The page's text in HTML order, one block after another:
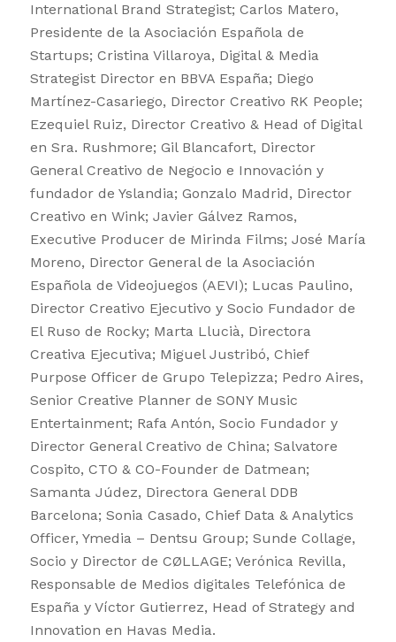
International Brand Strategist; Carlos Matero,
Presidente de la Asociación Española de
Startups; Cristina Villaroya, Digital & Media
Strategist Director en BBVA España; Diego
Martínez-Casariego, Director Creativo RK People;
Ezequiel Ruiz, Director Creativo & Head of Digital
en Sra. Rushmore; Gil Blancafort, Director
General Creativo de Negocio e Innovación y
fundador de Yslandia; Gonzalo Madrid, Director
Creativo en Wink; Javier Gálvez Ramos,
Executive Producer de Mirinda Films; José María
Moreno, Director General de la Asociación
Española de Videojuegos (AEVI); Lucas Paulino,
Director Creativo Ejecutivo y Socio Fundador de
El Ruso de Rocky; Marta Llucià, Directora
Creativa Ejecutiva; Miguel Justribó, Chief
Purpose Officer de Grupo Telepizza; Pedro Aires,
Senior Creative Planner de SONY Music
Entertainment; Rafa Antón, Socio Fundador y
Director General Creativo de China; Salvatore
Cospito, CTO & CO-Founder de Datmean;
Samanta Júdez, Directora General DDB
Barcelona; Sonia Casado, Chief Data & Analytics
Officer, Ymedia – Dentsu Group; Sunde Collage,
Socio y Director de CØLLAGE; Verónica Revilla,
Responsable de Medios digitales Telefónica de
España y Víctor Gutierrez, Head of Strategy and
Innovation en Havas Media.